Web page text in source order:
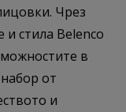
Чрез
стила Belenco
в
от
и